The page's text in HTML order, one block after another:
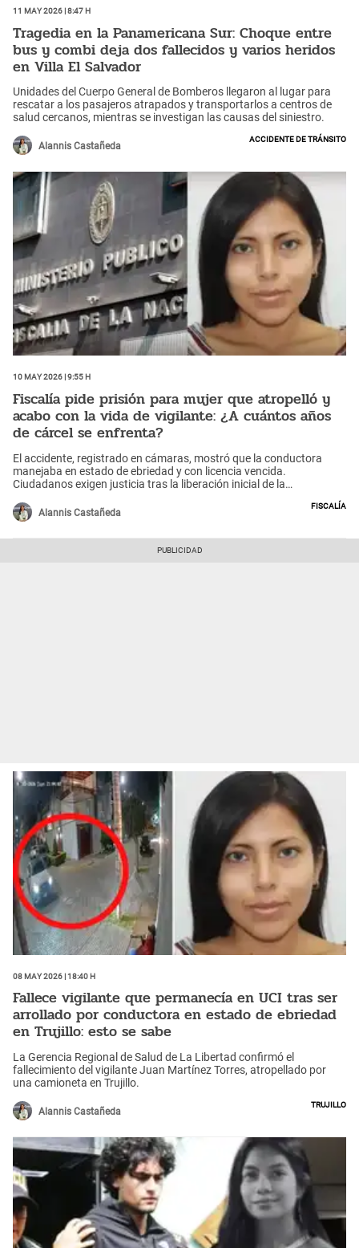
11 May 2026 | 8:47 h
Tragedia en la Panamericana Sur: Choque entre
bus y combi deja dos fallecidos y varios heridos
en Villa El Salvador
Unidades del Cuerpo General de Bomberos llegaron al lugar para
rescatar a los pasajeros atrapados y transportarlos a centros de
salud cercanos, mientras se investigan las causas del siniestro.
Alannis Castañeda
Accidente de tránsito
10 May 2026 | 9:55 h
Fiscalía pide prisión para mujer que atropelló y
acabo con la vida de vigilante: ¿A cuántos años
de cárcel se enfrenta?
El accidente, registrado en cámaras, mostró que la conductora
manejaba en estado de ebriedad y con licencia vencida.
Ciudadanos exigen justicia tras la liberación inicial de la
Alannis Castañeda
Fiscalía
08 May 2026 | 18:40 h
Fallece vigilante que permanecía en UCI tras ser
arrollado por conductora en estado de ebriedad
en Trujillo: esto se sabe
La Gerencia Regional de Salud de La Libertad confirmó el
fallecimiento del vigilante Juan Martínez Torres, atropellado por
una camioneta en Trujillo.
Alannis Castañeda
Trujillo